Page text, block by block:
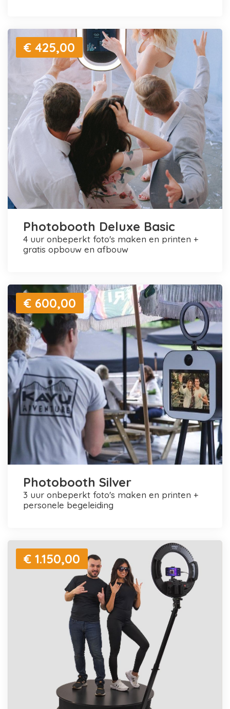
€ 425,00
Photobooth Deluxe Basic
4 uur onbeperkt foto's maken en printen +
gratis opbouw en afbouw
€ 600,00
Photobooth Silver
3 uur onbeperkt foto's maken en printen +
personele begeleiding
€ 1.150,00